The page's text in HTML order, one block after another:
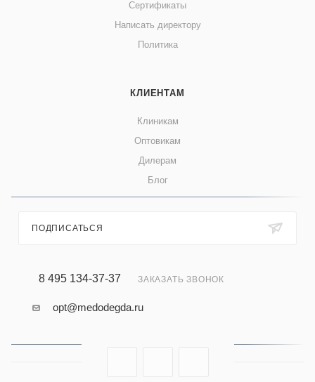
Сертификаты
Написать директору
Политика
КЛИЕНТАМ
Клиникам
Оптовикам
Дилерам
Блог
ПОДПИСАТЬСЯ
8 495 134-37-37 ЗАКАЗАТЬ ЗВОНОК
opt@medodegda.ru